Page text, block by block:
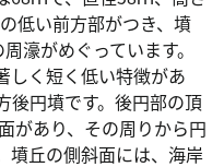
低い前方部がつき、墳
濠がめぐっています。
しく短く低い特徴があ
後円墳です。後円部の頂
があり、その周りから円
墳丘の側斜面には、海岸